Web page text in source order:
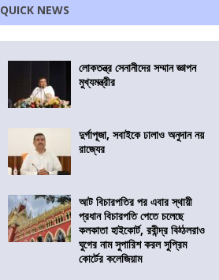
QUICK NEWS
লোকতন্ত্র সেনানীদের সম্মান জ্ঞাপন
মুখ্যমন্ত্রীর
দুর্গাপূজা, সবাইকে ঢালাও অনুদান নয়
রাজ্যের
আট বিচারপতির পর এবার স্থায়ী
প্রধান বিচারপতি পেতে চলেছে
কলকাতা হাইকোর্ট, রবীন্দ্র বিঠ্ঠলরাও
ঘুগের নাম সুপারিশ করল সুপ্রিম
কোর্টের কলেজিয়াম